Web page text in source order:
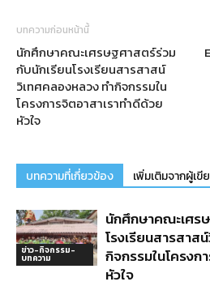
บทความก่อนหน้านี้
นักศึกษาคณะเศรษฐศาสตร์ร่วม
กับนักเรียนโรงเรียนสารสาสน์
วิเทศคลองหลวง ทำกิจกรรมใน
โครงการจิตอาสาเราทำดีด้วย
หัวใจ
บทความที่เกี่ยวข้อง เพิ่มเติมจากผู้เขี
ข่าว-กิจกรรม-
บทความ
นักศึกษาคณะเศร
โรงเรียนสารสาส
กิจกรรมในโครงก
หัวใจ